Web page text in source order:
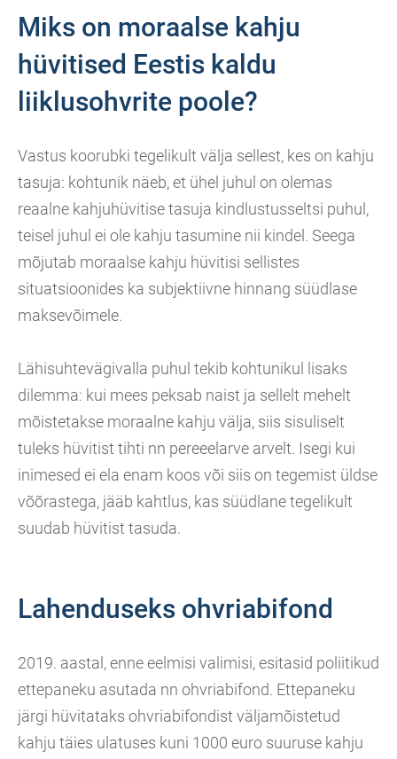
Miks on moraalse kahju
hüvitised Eestis kaldu
liiklusohvrite poole?
Vastus koorubki tegelikult välja sellest, kes on kahju
tasuja: kohtunik näeb, et ühel juhul on olemas
reaalne kahjuhüvitise tasuja kindlustusseltsi puhul,
teisel juhul ei ole kahju tasumine nii kindel. Seega
mõjutab moraalse kahju hüvitisi sellistes
situatsioonides ka subjektiivne hinnang süüdlase
maksevõimele.
Lähisuhtevägivalla puhul tekib kohtunikul lisaks
dilemma: kui mees peksab naist ja sellelt mehelt
mõistetakse moraalne kahju välja, siis sisuliselt
tuleks hüvitist tihti nn pereeelarve arvelt. Isegi kui
inimesed ei ela enam koos või siis on tegemist üldse
võõrastega, jääb kahtlus, kas süüdlane tegelikult
suudab hüvitist tasuda.
Lahenduseks ohvriabifond
2019. aastal, enne eelmisi valimisi, esitasid poliitikud
ettepaneku asutada nn ohvriabifond. Ettepaneku
järgi hüvitataks ohvriabifondist väljamõistetud
kahju täies ulatuses kuni 1000 euro suuruse kahju